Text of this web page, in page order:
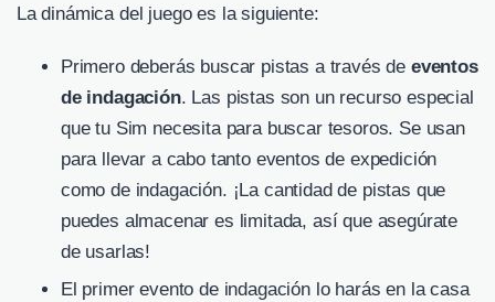
La dinámica del juego es la siguiente:
Primero deberás buscar pistas a través de eventos
de indagación. Las pistas son un recurso especial
que tu Sim necesita para buscar tesoros. Se usan
para llevar a cabo tanto eventos de expedición
como de indagación. ¡La cantidad de pistas que
puedes almacenar es limitada, así que asegúrate
de usarlas!
El primer evento de indagación lo harás en la casa